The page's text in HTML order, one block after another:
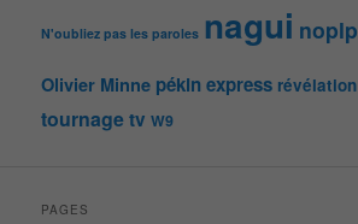
N'oubliez pas les paroles nagui noplp
Olivier Minne pékin express révélation
tournagetv W9
PAGES